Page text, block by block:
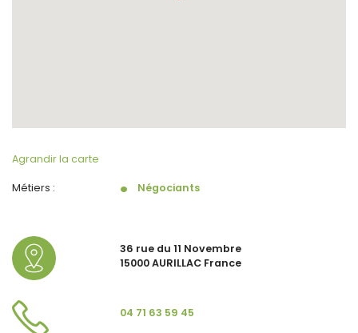
Agrandir la carte
Métiers : Négociants
36 rue du 11 Novembre
15000 AURILLAC France
04 71 63 59 45